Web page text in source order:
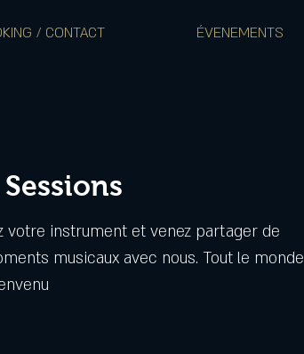
/ CONTACT ÉVENEMENTS
votre instrument et venez partager de
musicaux avec nous. Tout le monde